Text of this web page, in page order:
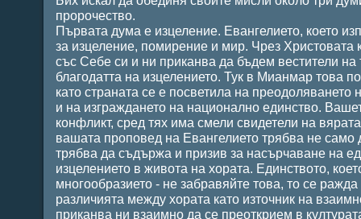
пророчество.
Първата дума е изцеление. Евангелието, което
за изцеление, помирение и мир. Чрез Христовата
със Себе си и ни приканва да бъдем вестители на
благодатта на изцелението. Тук в Мианмар това
като страната се е посветила на
и на изграждането на национално единство.
конфликт, сред тях има смели свидетели на
вашата проповед на Евангелието трябва не само
трябва да съдържа и призив за насърчаване на
изцелението в живота на хората. Единството,
многообразието - не забравяйте това, то се
различията между хората като източник на
приканва ни взаимно да се преоткрием в